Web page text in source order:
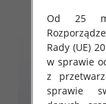
Od 25
Rady (UE)
w sprawie
z
sprawie